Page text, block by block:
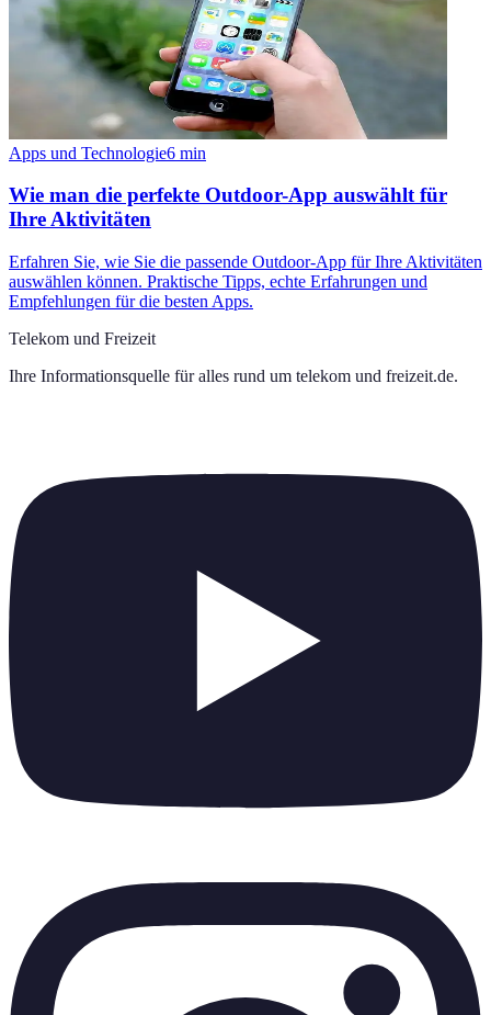
Apps und Technologie6 min
Wie man die perfekte Outdoor-App auswählt für
Ihre Aktivitäten
Erfahren Sie, wie Sie die passende Outdoor-App für Ihre Aktivitäten
auswählen können. Praktische Tipps, echte Erfahrungen und
Empfehlungen für die besten Apps.
Telekom und Freizeit
Ihre Informationsquelle für alles rund um telekom und freizeit.de.